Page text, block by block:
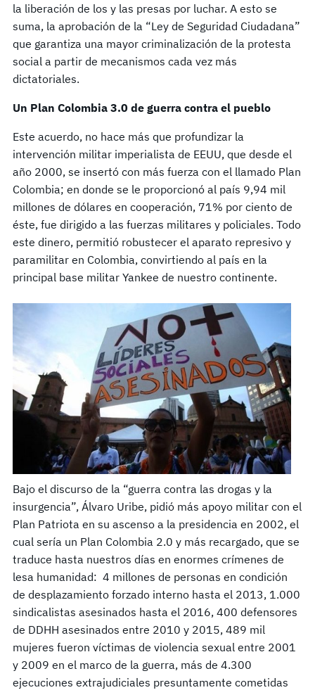
la liberación de los y las presas por luchar. A esto se
suma, la aprobación de la “Ley de Seguridad Ciudadana”
que garantiza una mayor criminalización de la protesta
social a partir de mecanismos cada vez más
dictatoriales.
Un Plan Colombia 3.0 de guerra contra el pueblo
Este acuerdo, no hace más que profundizar la
intervención militar imperialista de EEUU, que desde el
año 2000, se insertó con más fuerza con el llamado Plan
Colombia; en donde se le proporcionó al país 9,94 mil
millones de dólares en cooperación, 71% por ciento de
éste, fue dirigido a las fuerzas militares y policiales. Todo
este dinero, permitió robustecer el aparato represivo y
paramilitar en Colombia, convirtiendo al país en la
principal base militar Yankee de nuestro continente.
Bajo el discurso de la “guerra contra las drogas y la
insurgencia”, Álvaro Uribe, pidió más apoyo militar con el
Plan Patriota en su ascenso a la presidencia en 2002, el
cual sería un Plan Colombia 2.0 y más recargado, que se
traduce hasta nuestros días en enormes crímenes de
lesa humanidad: 4 millones de personas en condición
de desplazamiento forzado interno hasta el 2013, 1.000
sindicalistas asesinados hasta el 2016, 400 defensores
de DDHH asesinados entre 2010 y 2015, 489 mil
mujeres fueron víctimas de violencia sexual entre 2001
y 2009 en el marco de la guerra, más de 4.300
ejecuciones extrajudiciales presuntamente cometidas